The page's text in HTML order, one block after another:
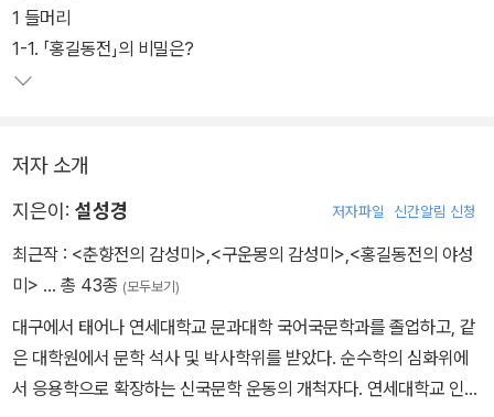
1 들머리
1-1. 「홍길동전」의 비밀은?
저자 소개
지은이: 설성경 저자파일 신간알림 신청
최근작 : <춘향전의 감성미>,<구운몽의 감성미>,<홍길동전의 야성
미> … 총 43종 (모두보기)
대구에서 태어나 연세대학교 문과대학 국어국문학과를 졸업하고, 같
은 대학원에서 문학 석사 및 박사학위를 받았다. 순수학의 심화위에
서 응용학으로 확장하는 신국문학 운동의 개척자다. 연세대학교 인문